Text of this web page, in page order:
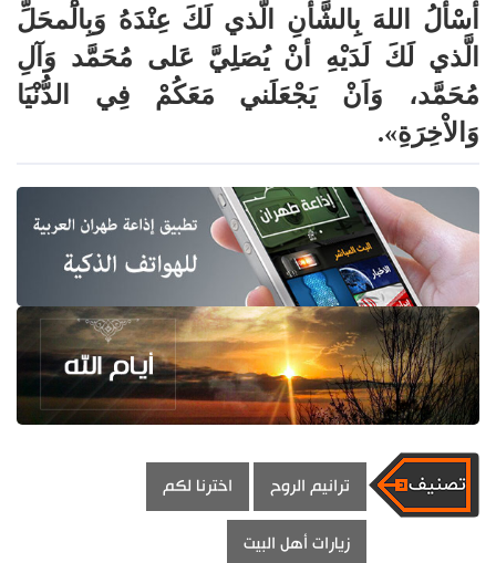
أسْألُ اللهَ بِالشَّأنِ الَّذي لَكَ عِنْدَهُ وَبِالَْمحَلِّ
الَّذي لَكَ لَدَيْهِ أنْ يُصَلِيَّ عَلى مُحَمَّد وَآلِ
مُحَمَّد، وَاَنْ يَجْعَلَني مَعَكُمْ فِي الدُّنْيَا
وَالاْخِرَةِ».
ترانيم الروح اخترنا لكم
زيارات أهل البيت